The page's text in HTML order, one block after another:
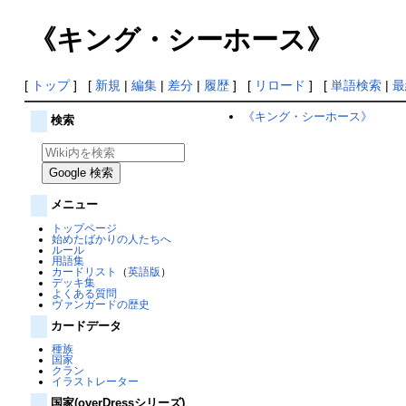
《キング・シーホース》
[ トップ] [ 新規 | 編集| 差分| 履歴] [ リロード ] [ 単語検索|
検索
メニュー
トップページ
始めたばかりの人たちへ
ルール
用語集
カードリスト
（英語版 ）
デッキ集
よくある質問
ヴァンガードの歴史
カードデータ
種族
国家
クラン
イラストレーター
国家(overDressシリーズ)
《キング・シーホース》